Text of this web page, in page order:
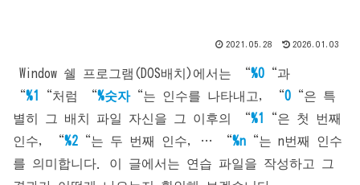
2021.05.28 2026.01.03
Window 쉘 프로그램(DOS배치)에서는 “%0 “과
“%1 “처럼 “%숫자“는 인수를 나타내고, “0 “은 특
별히 그 배치 파일 자신을 그 이후의 “%1
“은 첫 번째
인수, “%2 “는 두 번째 인수, … “%n “는 n번째 인수
를 의미합니다. 이 글에서는 연습 파일을 작성하고 그